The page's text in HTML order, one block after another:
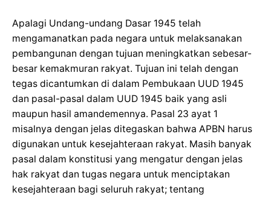
Apalagi Undang-undang Dasar 1945 telah
mengamanatkan pada negara untuk melaksanakan
pembangunan dengan tujuan meningkatkan sebesar-
besar kemakmuran rakyat. Tujuan ini telah dengan
tegas dicantumkan di dalam Pembukaan UUD 1945
dan pasal-pasal dalam UUD 1945 baik yang asli
maupun hasil amandemennya. Pasal 23 ayat 1
misalnya dengan jelas ditegaskan bahwa APBN harus
digunakan untuk kesejahteraan rakyat. Masih banyak
pasal dalam konstitusi yang mengatur dengan jelas
hak rakyat dan tugas negara untuk menciptakan
kesejahteraan bagi seluruh rakyat; tentang